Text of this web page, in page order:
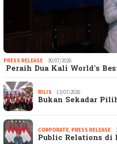
PRESS RELEASE 30/07/2026
Peraih Dua Kali World’s
RILIS 13/07/2026
Bukan Sekadar
CORPORATE, PRESS RELEASE
Public Relations di